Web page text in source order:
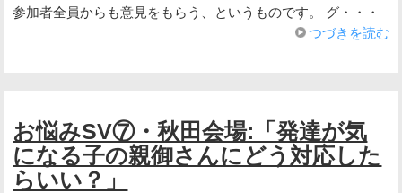
参加者全員からも意見をもらう、というものです。 グ・・・
つづきを読む
お悩みSV⑦・秋田会場:「発達が気
になる子の親御さんにどう対応した
らいい？」